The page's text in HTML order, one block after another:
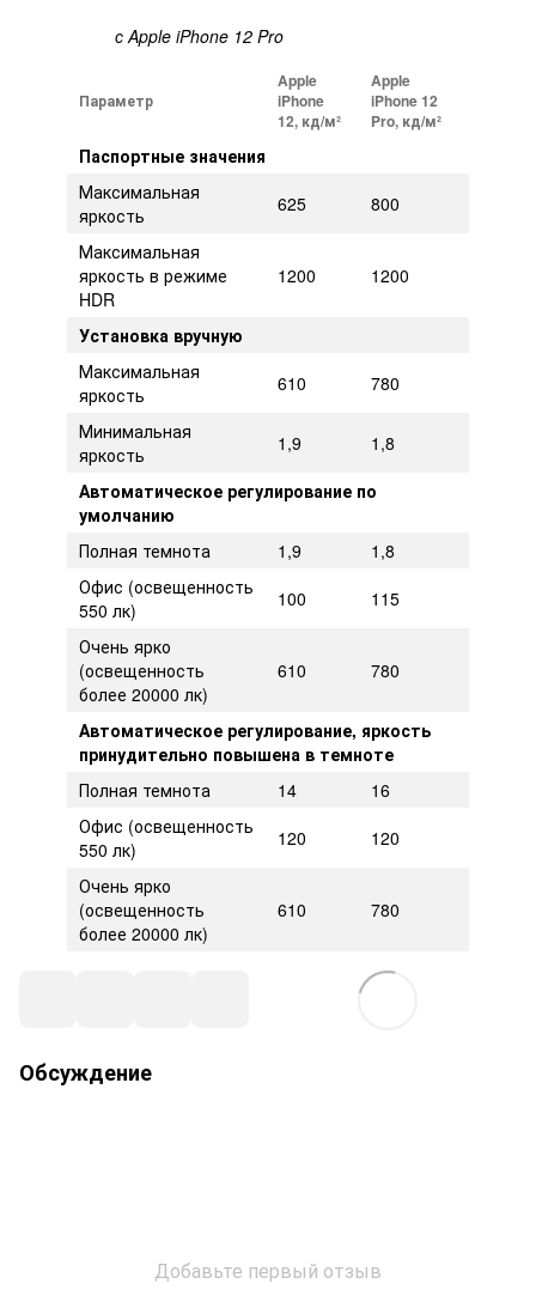
с Apple iPhone 12 Pro
Параметр
Apple
iPhone
12, кд/м²
Apple
iPhone 12
Pro, кд/м²
Паспортные значения
Максимальная
яркость
625
800
Максимальная
яркость в режиме
HDR
1200 1200
Установка вручную
Максимальная
яркость
610
780
Минимальная
яркость
1,9
1,8
Автоматическое регулирование по
умолчанию
Полная темнота
1,9
1,8
Офис (освещенность
550 лк)
100
115
Очень ярко
(освещенность
более 20000 лк)
610 780
Автоматическое регулирование, яркость
принудительно повышена в темноте
Полная темнота
14
16
Офис (освещенность
550 лк)
120
120
Очень ярко
(освещенность
более 20000 лк)
610 780
Обсуждение
Добавьте первый отзыв